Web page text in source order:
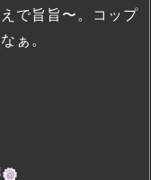
で旨旨〜。コップ
ぁ。